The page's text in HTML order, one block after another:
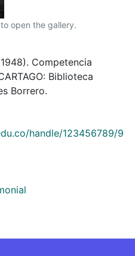
open the gallery.
Competencia
Biblioteca
Borrero.
handle/123456789/9